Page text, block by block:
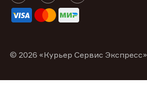
© 2026 «Курьер Сервис Экспресс»